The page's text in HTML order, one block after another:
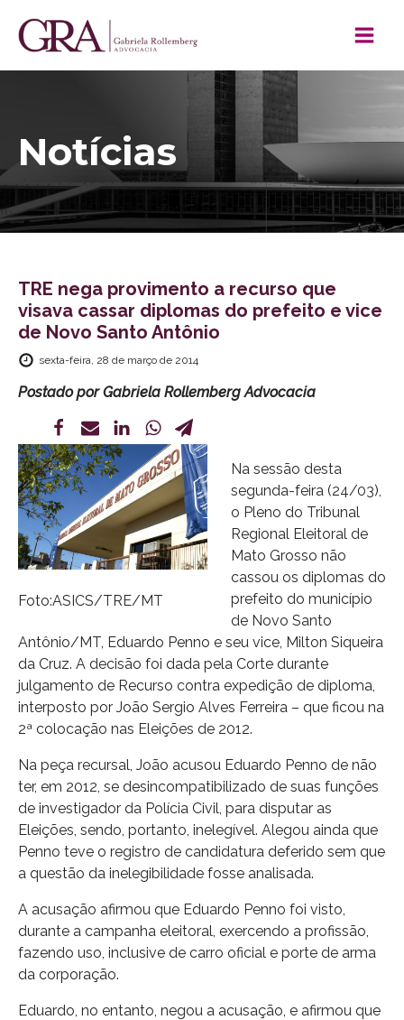
Notícias
TRE nega provimento a recurso que
visava cassar diplomas do prefeito e vice
de Novo Santo Antônio
sexta-feira, 28 de março de 2014
Postado porGabriela Rollemberg Advocacia
Foto:ASICS/TRE/MT
Na sessão desta
segunda-feira (24/03),
o Pleno do Tribunal
Regional Eleitoral de
Mato Grosso não
cassou os diplomas do
prefeito do município
de Novo Santo
Antônio/MT, Eduardo Penno e seu vice, Milton Siqueira
da Cruz. A decisão foi dada pela Corte durante
julgamento de Recurso contra expedição de diploma,
interposto por João Sergio Alves Ferreira – que ficou na
2ª colocação nas Eleições de 2012.
Na peça recursal, João acusou Eduardo Penno de não
ter, em 2012, se desincompatibilizado de suas funções
de investigador da Polícia Civil, para disputar as
Eleições, sendo, portanto, inelegível. Alegou ainda que
Penno teve o registro de candidatura deferido sem que
a questão da inelegibilidade fosse analisada.
A acusação afirmou que Eduardo Penno foi visto,
durante a campanha eleitoral, exercendo a profissão,
fazendo uso, inclusive de carro oficial e porte de arma
da corporação.
Eduardo, no entanto, negou a acusação, e afirmou que